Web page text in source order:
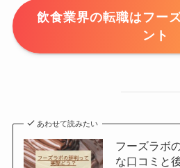
飲食業界の転職はフー
ント
あわせて読みたい
フーズラボ
な口コミと